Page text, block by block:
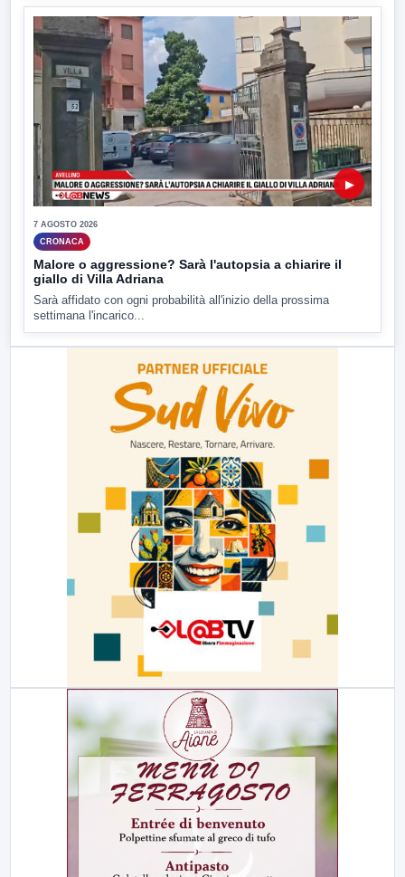
▶
7 AGOSTO 2026
CRONACA
Malore o aggressione? Sarà l'autopsia a chiarire il
giallo di Villa Adriana
Sarà affidato con ogni probabilità all'inizio della prossima
settimana l'incarico...